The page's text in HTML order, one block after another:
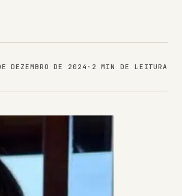
DEZEMBRO DE 2024 · 2 MIN DE LEITURA